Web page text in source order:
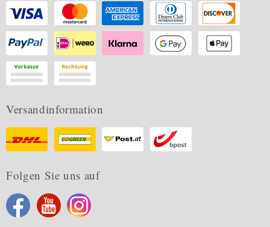
Versandinformation
Folgen Sie uns auf